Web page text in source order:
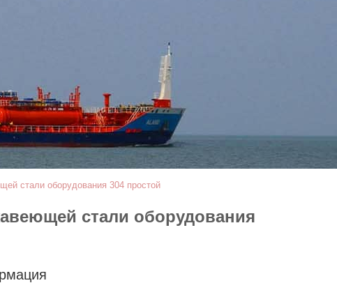
стали оборудования 304 простой
стали оборудования